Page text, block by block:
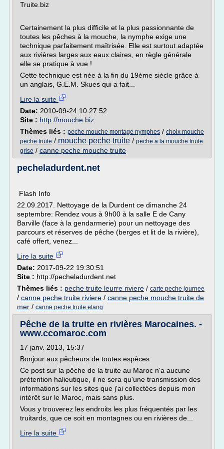
Truite.biz
Certainement la plus difficile et la plus passionnante de
toutes les pêches à la mouche, la nymphe exige une
technique parfaitement maîtrisée. Elle est surtout adaptée
aux rivières larges aux eaux claires, en règle générale
elle se pratique à vue !
Cette technique est née à la fin du 19ème siècle grâce à
un anglais, G.E.M. Skues qui a fait...
Lire la suite
Date: 2010-09-24 10:27:52
Site : http://mouche.biz
Thèmes liés : peche mouche montage nymphes / choix mouche
peche truite / mouche peche truite / peche a la mouche truite
grise / canne peche mouche truite
pecheladurdent.net
Flash Info
22.09.2017. Nettoyage de la Durdent ce dimanche 24
septembre: Rendez vous à 9h00 à la salle E de Cany
Barville (face à la gendarmerie) pour un nettoyage des
parcours et réserves de pêche (berges et lit de la rivière),
café offert, venez...
Lire la suite
Date: 2017-09-22 19:30:51
Site : http://pecheladurdent.net
Thèmes liés : peche truite leurre riviere / carte peche journee
/ canne peche truite riviere / canne peche mouche truite de
mer / canne peche truite etang
Pêche de la truite en rivières Marocaines. -
www.ccomaroc.com
17 janv. 2013, 15:37
Bonjour aux pêcheurs de toutes espèces.
Ce post sur la pêche de la truite au Maroc n'a aucune
prétention halieutique, il ne sera qu'une transmission des
informations sur les sites que j'ai collectées depuis mon
intérêt sur le Maroc, mais sans plus.
Vous y trouverez les endroits les plus fréquentés par les
truitards, que ce soit en montagnes ou en rivières de...
Lire la suite